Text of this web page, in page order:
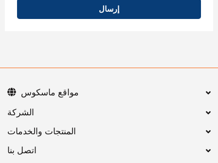
إرسال
اتصل بنا
مواقع ماسكوس